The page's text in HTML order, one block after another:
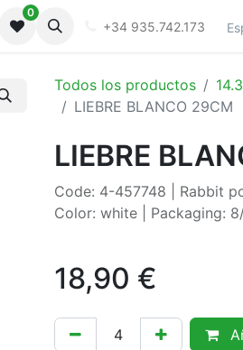
0
+34 935.742.173
Todos los productos
LIEBRE BLANCO 29CM
LIEBRE
Code: 4-457748 | Rabbit
Color: white | Packaging:
18,90 €